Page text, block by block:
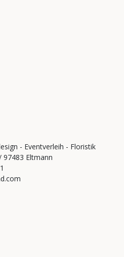
- Eventverleih - Floristik
Eltmann